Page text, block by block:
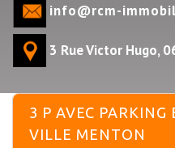
info@rcm-
3 Rue Victor Hugo,
3 P AVEC PARKING ET CAVE EN CENTRE
VILLE MENTON